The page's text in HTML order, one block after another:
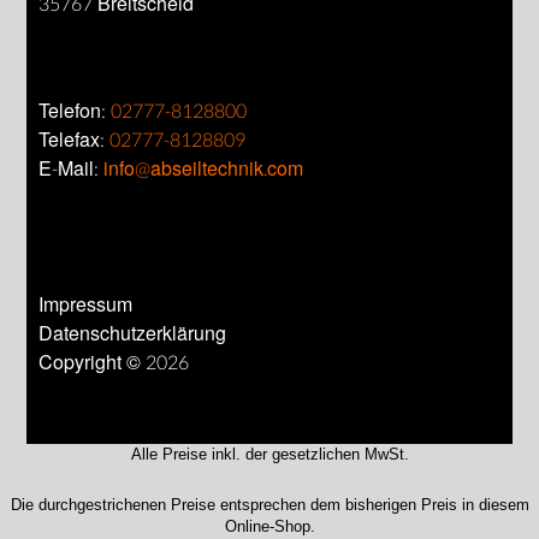
Telefon:02777-8128800
Telefax:02777-8128809
E-Mail: info@abseiltechnik.com
Impressum
Datenschutzerklärung
Copyright © 2026
Alle Preise inkl. der gesetzlichen MwSt.
Die durchgestrichenen Preise entsprechen dem bisherigen Preis in diesem
Online-Shop.